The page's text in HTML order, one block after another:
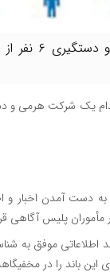
فرمانده انتظامی
به دست آمدن اخبار و
پلیس آگاهی
موفق به